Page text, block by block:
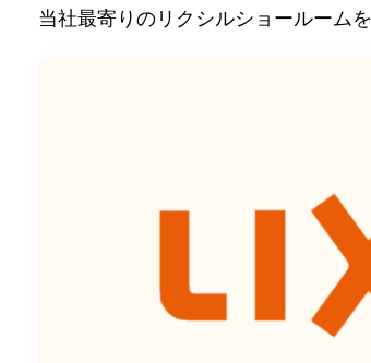
当社最寄りのリクシルショールーム